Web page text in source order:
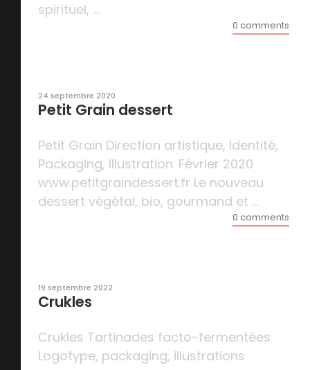
spirituel, ...
0 comments
24 septembre 2020
Petit Grain dessert
Petit Grain Direction artistique, Identité,
Packaging, Illustration. Février 2020
www.petitgraindessert.fr Le nouveau
dessert végétal, bio, gourmand et ...
0 comments
19 septembre 2022
Crukles
Crukles Tartinades facto-fermentées
Logotype, packaging, illustrations